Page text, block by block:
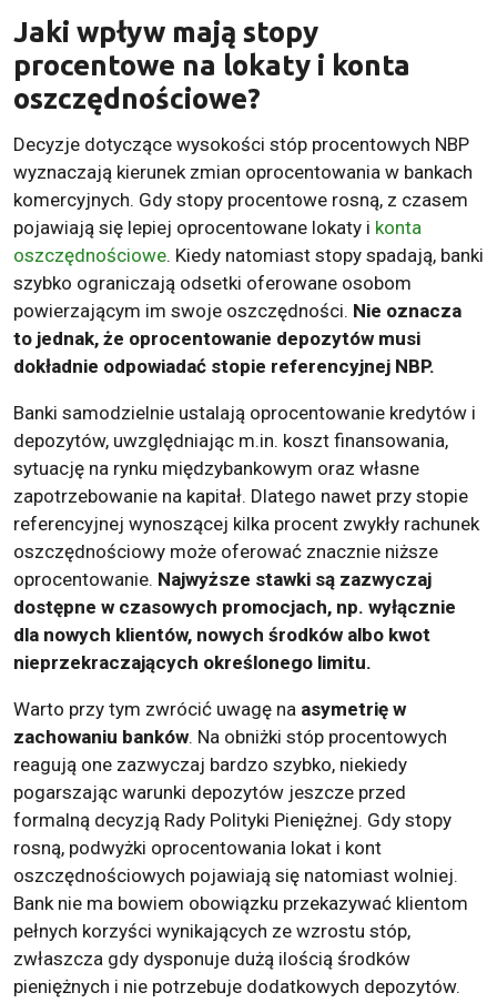
Jaki wpływ mają stopy
procentowe na lokaty i konta
oszczędnościowe?
Decyzje dotyczące wysokości stóp procentowych NBP
wyznaczają kierunek zmian oprocentowania w bankach
komercyjnych. Gdy stopy procentowe rosną, z czasem
pojawiają się lepiej oprocentowane lokaty i konta
oszczędnościowe. Kiedy natomiast stopy spadają, banki
szybko ograniczają odsetki oferowane osobom
powierzającym im swoje oszczędności. Nie oznacza
to jednak, że oprocentowanie depozytów musi
dokładnie odpowiadać stopie referencyjnej NBP.
Banki samodzielnie ustalają oprocentowanie kredytów i
depozytów, uwzględniając m.in. koszt finansowania,
sytuację na rynku międzybankowym oraz własne
zapotrzebowanie na kapitał. Dlatego nawet przy stopie
referencyjnej wynoszącej kilka procent zwykły rachunek
oszczędnościowy może oferować znacznie niższe
oprocentowanie. Najwyższe stawki są zazwyczaj
dostępne w czasowych promocjach, np. wyłącznie
dla nowych klientów, nowych środków albo kwot
nieprzekraczających określonego limitu.
Warto przy tym zwrócić uwagę na asymetrię w
zachowaniu banków. Na obniżki stóp procentowych
reagują one zazwyczaj bardzo szybko, niekiedy
pogarszając warunki depozytów jeszcze przed
formalną decyzją Rady Polityki Pieniężnej. Gdy stopy
rosną, podwyżki oprocentowania lokat i kont
oszczędnościowych pojawiają się natomiast wolniej.
Bank nie ma bowiem obowiązku przekazywać klientom
pełnych korzyści wynikających ze wzrostu stóp,
zwłaszcza gdy dysponuje dużą ilością środków
pieniężnych i nie potrzebuje dodatkowych depozytów.